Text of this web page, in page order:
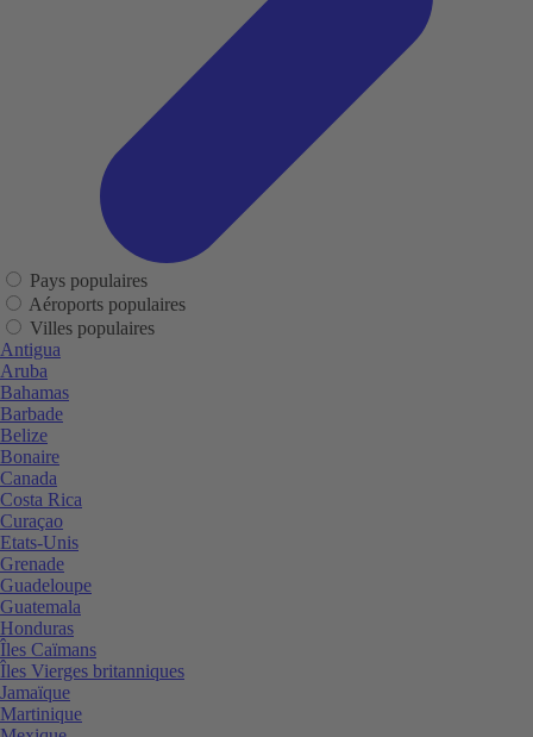
Pays populaires
Aéroports populaires
Villes populaires
Antigua
Aruba
Bahamas
Barbade
Belize
Bonaire
Canada
Costa Rica
Curaçao
Etats-Unis
Grenade
Guadeloupe
Guatemala
Honduras
Îles Caïmans
Îles Vierges britanniques
Jamaïque
Martinique